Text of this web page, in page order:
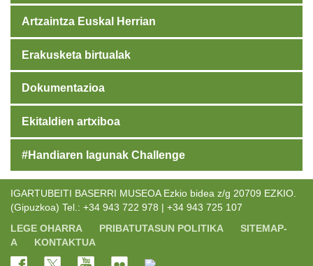
Artzaintza Euskal Herrian
Erakusketa birtualak
Dokumentazioa
Ekitaldien artxiboa
#Handiaren lagunak Challenge
IGARTUBEITI BASERRI MUSEOA Ezkio bidea z/g 20709 EZKIO.
(Gipuzkoa) Tel.: +34 943 722 978 | +34 943 725 107
LEGE OHARRA
PRIBATUTASUN POLITIKA
SITEMAP-
A
KONTAKTUA